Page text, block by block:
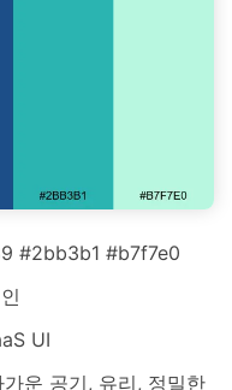
#2bb3b1 #b7f7e0
UI
운 공기, 유리, 정밀한